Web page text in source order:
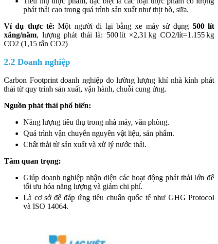
phát thải cao trong quá trình sản xuất như thịt bò, sữa.
Ví dụ thực tế:Một người đi lại bằng xe máy sử dụng 500 lít
xăng/năm, lượng phát thải là: 500 lít ×2,31 kg CO2/lít=1.155 kg
CO2 (1,15 tấn CO2)
2.2 Doanh nghiệp
Carbon Footprint doanh nghiệp đo lường lượng khí nhà kính phát
thải từ quy trình sản xuất, vận hành, chuỗi cung ứng.
Nguồn phát thải phổ biến:
Năng lượng tiêu thụ trong nhà máy, văn phòng.
Quá trình vận chuyển nguyên vật liệu, sản phẩm.
Chất thải từ sản xuất và xử lý nước thải.
Tầm quan trọng:
Giúp doanh nghiệp nhận diện các hoạt động phát thải lớn để
tối ưu hóa năng lượng và giảm chi phí.
Là cơ sở để đáp ứng tiêu chuẩn quốc tế như GHG Protocol
và ISO 14064.